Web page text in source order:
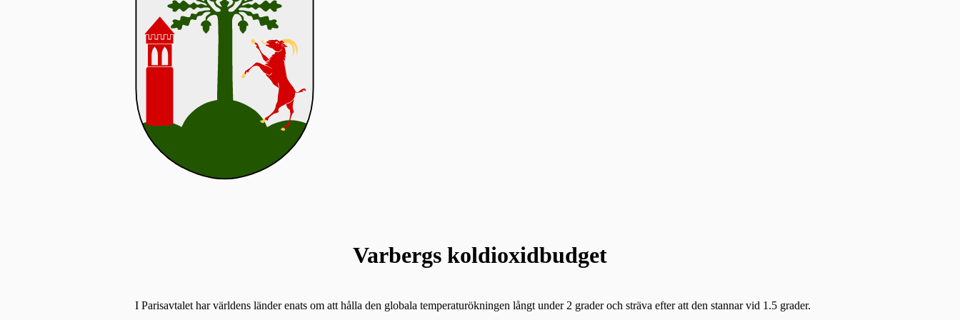
Varbergs koldioxidbudget
I Parisavtalet har världens länder enats om att hålla den globala temperaturökningen långt under 2 grader och sträva efter att den stannar vid 1.5 grader.